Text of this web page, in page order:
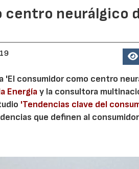
centro neurálgico
'El consumidor como centro
Energíay la consultora
'Tendencias clave del
que definen al